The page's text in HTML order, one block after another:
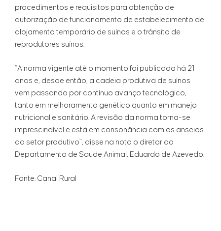
procedimentos e requisitos para obtenção de
autorização de funcionamento de estabelecimento de
alojamento temporário de suínos e o trânsito de
reprodutores suínos.
“A norma vigente até o momento foi publicada há 21
anos e, desde então, a cadeia produtiva de suínos
vem passando por contínuo avanço tecnológico,
tanto em melhoramento genético quanto em manejo
nutricional e sanitário. A revisão da norma torna-se
imprescindível e está em consonância com os anseios
do setor produtivo”, disse na nota o diretor do
Departamento de Saúde Animal, Eduardo de Azevedo.
Fonte: Canal Rural